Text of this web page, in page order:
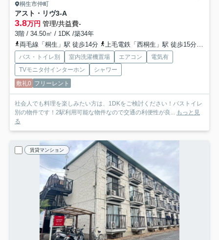
桐生市仲町
アスト・リヴ3-A
3.8万円 管理/共益費-
3階 / 34.50㎡ / 1DK /築34年
両毛線「桐生」駅 徒歩14分
上毛電鉄「西桐生」駅 徒歩15分
バス・トイレ別 室内洗濯機置場 エアコン
電気有
TVモニタ付インターホン
シャワー
敷礼0 フリーレント
社会人でも料理を楽しみたい方は、1DKをご検討ください！バストイレ
別の物件です！2駅利用可能な物件なので交通の利便性が良... もっと見
る
賃貸マンション